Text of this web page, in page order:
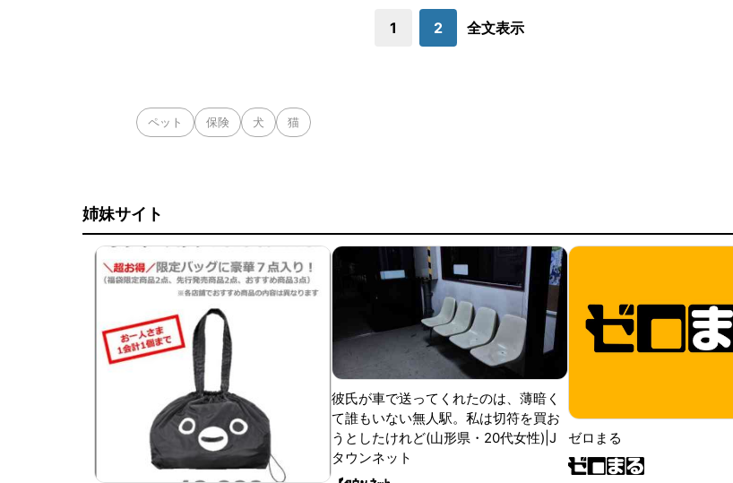
打点をマークした。
1 2 全文表示
ペット 保険 犬 猫
姉妹サイト
彼氏が車で送ってくれたのは、薄暗く
て誰もいない無人駅。私は切符を買お
うとしたけれど(山形県・20代女性)|J
タウンネット
ゼロまる